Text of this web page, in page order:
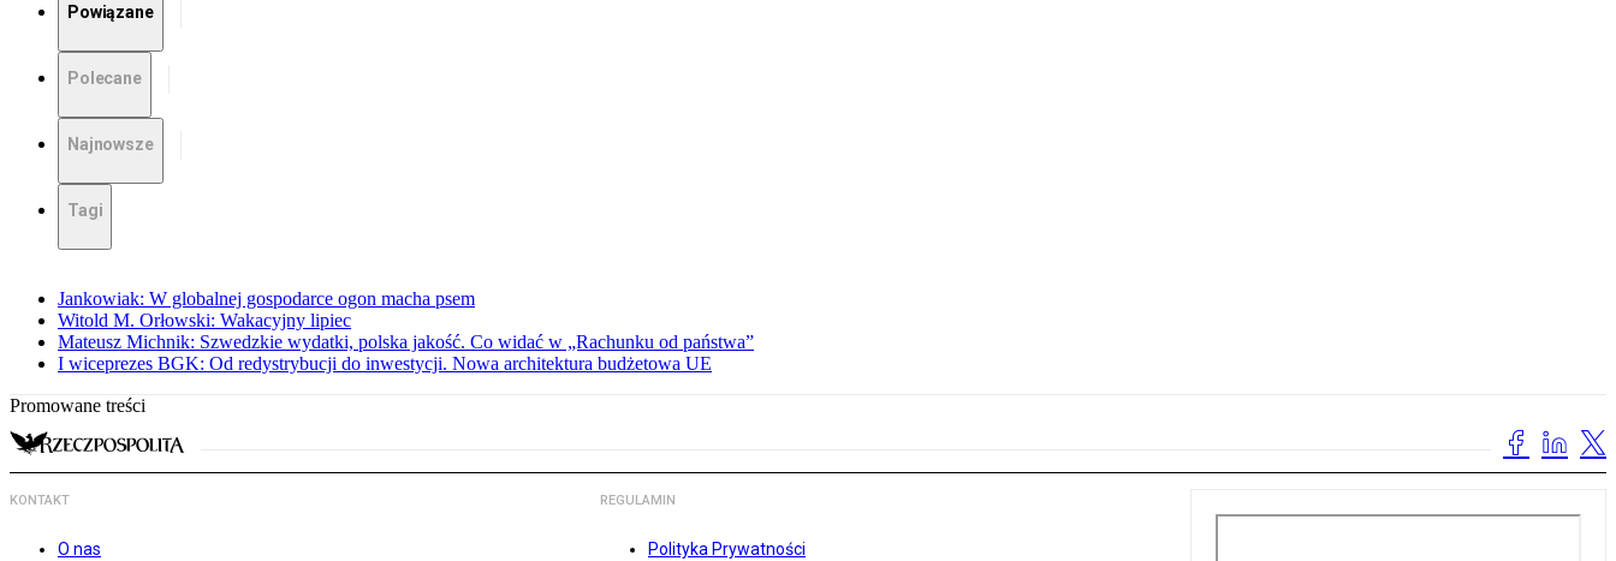
Powiązane
Polecane
Najnowsze
Tagi
Jankowiak: W globalnej gospodarce ogon macha psem
Witold M. Orłowski: Wakacyjny lipiec
Mateusz Michnik: Szwedzkie wydatki, polska jakość. Co widać w „Rachunku od państwa”
I wiceprezes BGK: Od redystrybucji do inwestycji. Nowa architektura budżetowa UE
Promowane treści
KONTAKT
O nas
REGULAMIN
Polityka Prywatności